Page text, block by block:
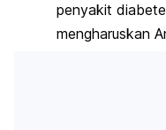
penyakit
mengharuskan